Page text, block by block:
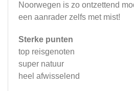
Noorwegen is zo ontzettend
een aanrader zelfs met mist!
Sterke punten
top reisgenoten
super natuur
heel afwisselend